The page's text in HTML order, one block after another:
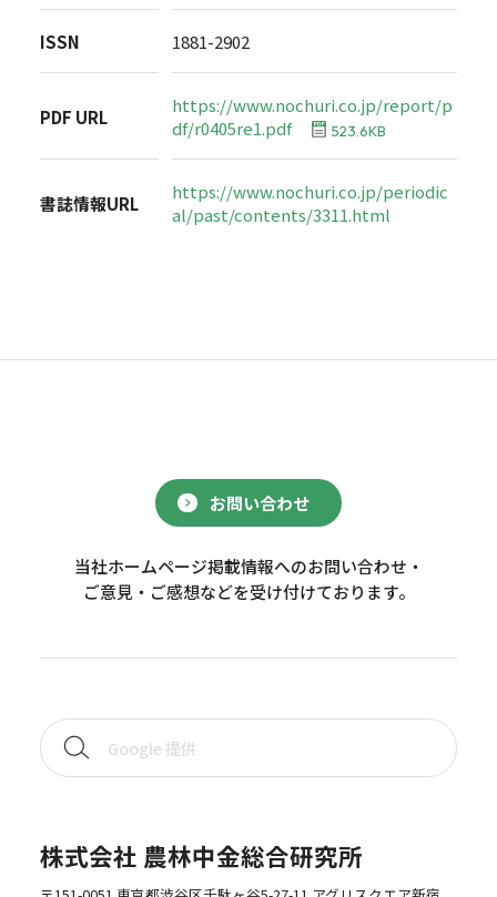
ISSN 1881-2902
PDF URL
https://www.nochuri.co.jp/report/p
df/r0405re1.pdf
523.6KB
書誌情報URL
https://www.nochuri.co.jp/periodic
al/past/contents/3311.html
お問い合わせ
当社ホームページ掲載情報へのお問い合わせ・
ご意見・ご感想などを受け付けております。
株式会社 農林中金総合研究所